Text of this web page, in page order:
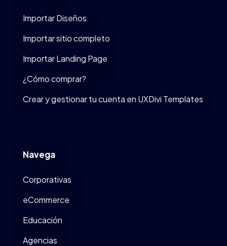
Importar Diseños
Importar sitio completo
Importar Landing Page
¿Cómo comprar?
Crear y gestionar tu cuenta en UXDivi Templates
Navega
Corporativas
eCommerce
Educación
Agencias